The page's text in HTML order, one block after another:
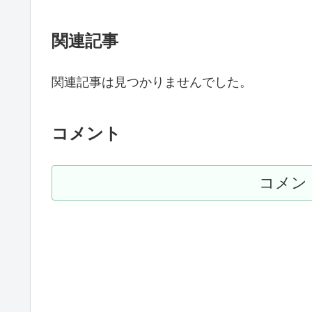
関連記事
関連記事は見つかりませんでした。
コメント
コメン